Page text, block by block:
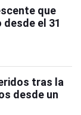
que
el 31
tras la
desde un